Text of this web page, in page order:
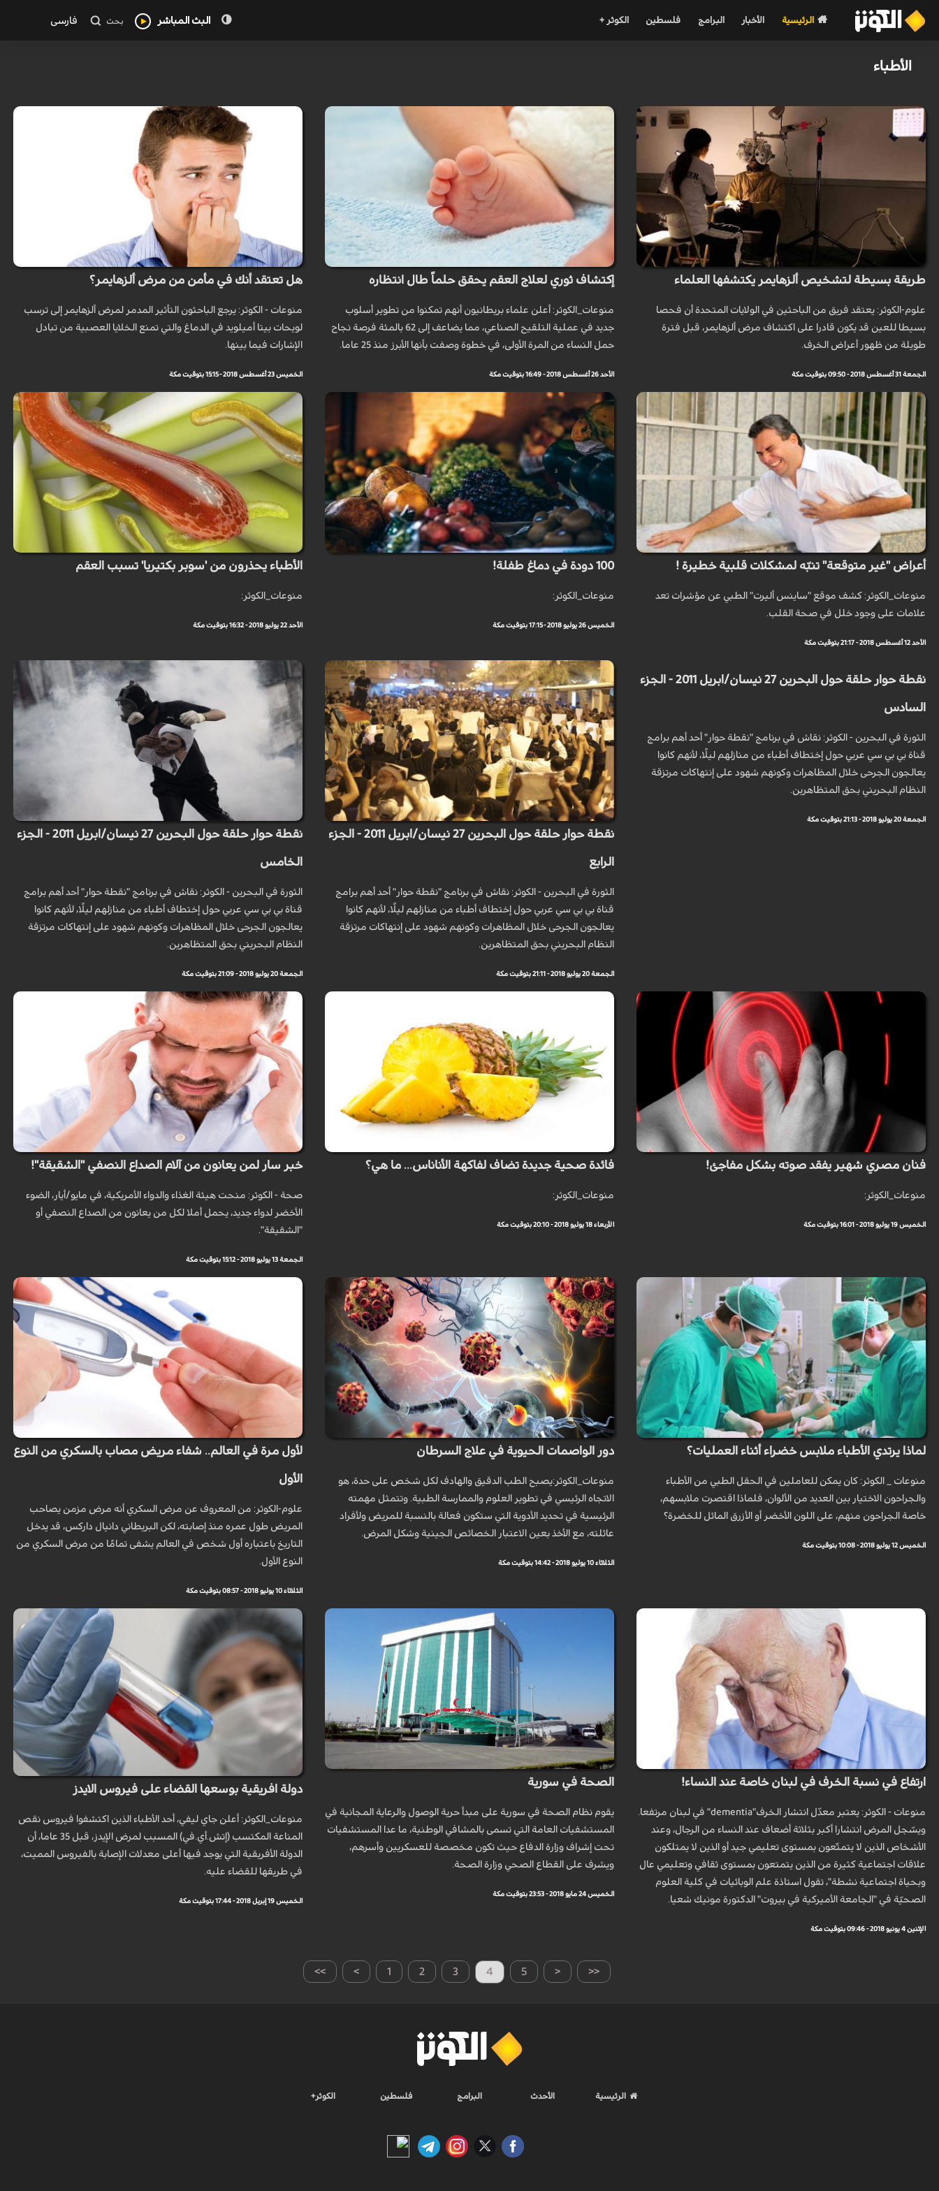
الرئيسية الأخبار البرامج فلسطين الكوثر + البث المباشر بحث فارسی
الأطباء
طريقة بسيطة لتشخيص ألزهايمر يكتشفها العلماء
علوم-الكوثر: يعتقد فريق من الباحثين في الولايات المتحدة أن فحصا
بسيطا للعين قد يكون قادرا على اكتشاف مرض ألزهايمر، قبل فترة
طويلة من ظهور أعراض الخرف.
الجمعة 31 أغسطس 2018 - 09:50 بتوقيت مكة
إكتشاف ثوري لعلاج العقم يحقق حلماً طال انتظاره
منوعات_الكوثر: أعلن علماء بريطانيون أنهم تمكنوا من تطوير أسلوب
جديد في عملية التلقيح الصناعي، مما يضاعف إلى 62 بالمئة فرصة نجاح
حمل النساء من المرة الأولى، في خطوة وصفت بأنها الأبرز منذ 25 عاما.
الأحد 26 أغسطس 2018 - 16:49 بتوقيت مكة
هل تعتقد أنك في مأمن من مرض ألزهايمر؟
منوعات - الكوثر: يرجع الباحثون التأثير المدمر لمرض ألزهايمر إلى ترسب
لويحات بيتا أميلويد في الدماغ والتي تمنع الخلايا العصبية من تبادل
الإشارات فيما بينها.
الخميس 23 أغسطس 2018 - 15:15 بتوقيت مكة
أعراض "غير متوقعة" تنبّه لمشكلات قلبية خطيرة !
منوعات_الكوثر: كشف موقع "ساينس أليرت" الطبي عن مؤشرات تعد
علامات على وجود خلل في صحة القلب.
الأحد 12 أغسطس 2018 - 21:17 بتوقيت مكة
100 دودة في دماغ طفلة!
منوعات_الكوثر:
الخميس 26 يوليو 2018 - 17:15 بتوقيت مكة
الأطباء يحذرون من 'سوبر بكتيريا' تسبب العقم
منوعات_الكوثر:
الأحد 22 يوليو 2018 - 16:32 بتوقيت مكة
نقطة حوار حلقة حول البحرين 27 نيسان/ابريل 2011 - الجزء
السادس‎
الثورة في البحرين - الكوثر: نقاش في برنامج "نقطة حوار" أحد أهم برامج
قناة بي بي سي عربي حول إختطاف أطباء من منازلهم ليلًا، لأنهم كانوا
يعالجون الجرحى خلال المظاهرات وكونهم شهود على إنتهاكات مرتزقة
النظام البحريني بحق المتظاهرين.
الجمعة 20 يوليو 2018 - 21:13 بتوقيت مكة
نقطة حوار حلقة حول البحرين 27 نيسان/ابريل 2011 - الجزء
الرابع‎
الثورة في البحرين - الكوثر: نقاش في برنامج "نقطة حوار" أحد أهم برامج
قناة بي بي سي عربي حول إختطاف أطباء من منازلهم ليلًا، لأنهم كانوا
يعالجون الجرحى خلال المظاهرات وكونهم شهود على إنتهاكات مرتزقة
النظام البحريني بحق المتظاهرين.
الجمعة 20 يوليو 2018 - 21:11 بتوقيت مكة
نقطة حوار حلقة حول البحرين 27 نيسان/ابريل 2011 - الجزء
الخامس‎
الثورة في البحرين - الكوثر: نقاش في برنامج "نقطة حوار" أحد أهم برامج
قناة بي بي سي عربي حول إختطاف أطباء من منازلهم ليلًا، لأنهم كانوا
يعالجون الجرحى خلال المظاهرات وكونهم شهود على إنتهاكات مرتزقة
النظام البحريني بحق المتظاهرين.
الجمعة 20 يوليو 2018 - 21:09 بتوقيت مكة
فنان مصري شهير يفقد صوته بشكل مفاجئ!
منوعات_الكوثر:
الخميس 19 يوليو 2018 - 16:01 بتوقيت مكة
فائدة صحية جديدة تضاف لفاكهة الأناناس... ما هي؟
منوعات_الكوثر:
الأربعاء 18 يوليو 2018 - 20:10 بتوقيت مكة
خبر سار لمن يعانون من آلام الصداع النصفي "الشقيقة"!
صحة - الكوثر: منحت هيئة الغذاء والدواء الأمريكية، في مايو/أيار، الضوء
الأخضر لدواء جديد، يحمل أملا لكل من يعانون من الصداع النصفي أو
"الشقيقة".
الجمعة 13 يوليو 2018 - 15:12 بتوقيت مكة
لماذا يرتدي الأطباء ملابس خضراء أثناء العمليات؟
منوعات _ الكوثر: كان يمكن للعاملين في الحقل الطبي من الأطباء
والجراحون الاختيار بين العديد من الألوان، فلماذا اقتصرت ملابسهم،
خاصة الجراحون منهم، على اللون الأخضر أو الأزرق المائل للخضرة؟
الخميس 12 يوليو 2018 - 10:08 بتوقيت مكة
دور الواصمات الحيوية في علاج السرطان
منوعات_الكوثر:يصبح الطب الدقيق والهادف لكل شخص على حدة، هو
الاتجاه الرئيسي في تطوير العلوم والممارسة الطبية. وتتمثل مهمته
الرئيسية في تحديد الأدوية التي ستكون فعالة بالنسبة للمريض ولأفراد
عائلته، مع الأخذ بعين الاعتبار الخصائص الجينية وشكل المرض.
الثلاثاء 10 يوليو 2018 - 14:42 بتوقيت مكة
لأول مرة في العالم.. شفاء مريض مصاب بالسكري من النوع
الأول
علوم-الكوثر: من المعروف عن مرض السكري أنه مرض مزمن يصاحب
المريض طول عمره منذ إصابته، لكن البريطاني دانيال داركس، قد يدخل
التاريخ باعتباره أول شخص في العالم يشفى تمامًا من مرض السكري من
النوع الأول.
الثلاثاء 10 يوليو 2018 - 08:57 بتوقيت مكة
ارتفاع في نسبة الخرف في لبنان خاصة عند النساء!
منوعات - الكوثر: يعتبر معدّل انتشار الخرف"dementia" في لبنان مرتفعا.
ويسّجل المرض انتشارا أكبر بثلاثة أضعاف عند النساء من الرجال، وعند
الأشخاص الذين لا يتمتّعون بمستوى تعليمي جيد أو الذين لا يمتلكون
علاقات اجتماعية كثيرة من الذين يتمتعون بمستوى ثقافي وتعليمي عال
وبحياة اجتماعية نشطة"، تقول استاذة علم الوبائيات في كلية العلوم
الصحيّة في "الجامعة الأميركية في بيروت" الدكتورة مونيك شعيا.
الإثنين 4 يونيو 2018 - 09:46 بتوقيت مكة
الصحة في سورية
يقوم نظام الصحة في سورية على مبدأ حرية الوصول والرعاية المجانية في
المستشفيات العامة التي تسمى بالمشافي الوطنية، ما عدا المستشفيات
تحت إشراف وزارة الدفاع حيث تكون مخصصة للعسكريين وأسرهم،
ويشرف على القطاع الصحي وزارة الصحة.
الخميس 24 مايو 2018 - 23:53 بتوقيت مكة
دولة افريقية بوسعها القضاء على فيروس الايدز
منوعات_الكوثر: أعلن جاي ليفي، أحد الأطباء الذين اكتشفوا فيروس نقص
المناعة المكتسب (إتش.أي.في) المسبب لمرض الإيدز، قبل 35 عاما، أن
الدولة الأفريقية التي يوجد فيها أعلى معدلات الإصابة بالفيروس المميت،
في طريقها للقضاء عليه.
الخميس 19 إبريل 2018 - 17:44 بتوقيت مكة
>> > 1 2 3 4 5 < <<
الرئيسية الأحدث البرامج فلسطين الكوثر+